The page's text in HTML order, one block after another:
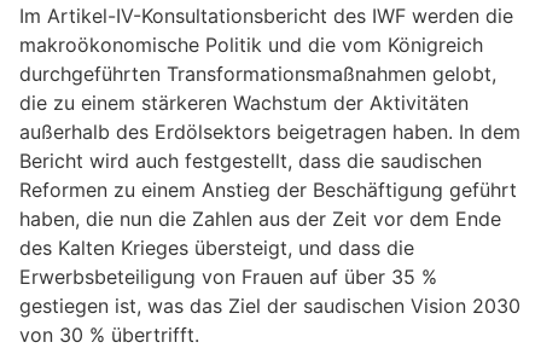
Im Artikel-IV-Konsultationsbericht des IWF werden die
makroökonomische Politik und die vom Königreich
durchgeführten Transformationsmaßnahmen gelobt,
die zu einem stärkeren Wachstum der Aktivitäten
außerhalb des Erdölsektors beigetragen haben. In dem
Bericht wird auch festgestellt, dass die saudischen
Reformen zu einem Anstieg der Beschäftigung geführt
haben, die nun die Zahlen aus der Zeit vor dem Ende
des Kalten Krieges übersteigt, und dass die
Erwerbsbeteiligung von Frauen auf über 35 %
gestiegen ist, was das Ziel der saudischen Vision 2030
von 30 % übertrifft.